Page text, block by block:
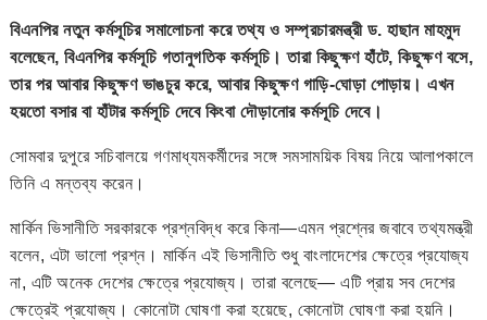
বিএনপির নতুন কর্মসূচির সমালোচনা করে তথ্য ও সম্প্রচারমন্ত্রী ড. হাছান মাহমুদ
বলেছেন, বিএনপির কর্মসূচি গতানুগতিক কর্মসূচি। তারা কিছুক্ষণ হাঁটে, কিছুক্ষণ বসে,
তার পর আবার কিছুক্ষণ ভাঙচুর করে, আবার কিছুক্ষণ গাড়ি-ঘোড়া পোড়ায়। এখন
হয়তো বসার বা হাঁটার কর্মসূচি দেবে কিংবা দৌড়ানোর কর্মসূচি দেবে।
সোমবার দুপুরে সচিবালয়ে গণমাধ্যমকর্মীদের সঙ্গে সমসাময়িক বিষয় নিয়ে আলাপকালে
তিনি এ মন্তব্য করেন।
মার্কিন ভিসানীতি সরকারকে প্রশ্নবিদ্ধ করে কিনা—এমন প্রশ্নের জবাবে তথ্যমন্ত্রী
বলেন, এটা ভালো প্রশ্ন। মার্কিন এই ভিসানীতি শুধু বাংলাদেশের ক্ষেত্রে প্রযোজ্য
না, এটি অনেক দেশের ক্ষেত্রে প্রযোজ্য। তারা বলেছে— এটি প্রায় সব দেশের
ক্ষেত্রেই প্রযোজ্য। কোনোটা ঘোষণা করা হয়েছে, কোনোটা ঘোষণা করা হয়নি।